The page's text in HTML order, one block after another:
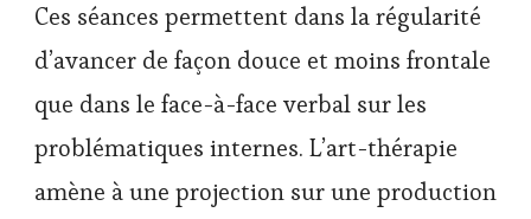
Ces séances permettent dans la régularité
d’avancer de façon douce et moins frontale
que dans le face-à-face verbal sur les
problématiques internes. L’art-thérapie
amène à une projection sur une production